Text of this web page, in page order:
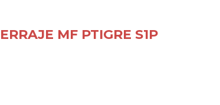
MF PTIGRE S1P